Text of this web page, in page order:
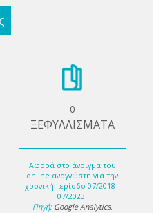
0
ΞΕΦΥΛΛΙΣΜΑΤΑ
Αφορά στο άνοιγμα του
online αναγνώστη για την
χρονική περίοδο 07/2018 -
07/2023.
Πηγή: Google Analytics.